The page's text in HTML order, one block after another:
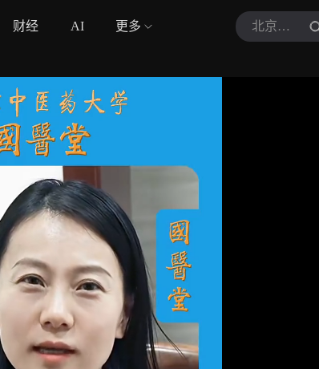
财经 AI 更多 北京中医药大学国医堂